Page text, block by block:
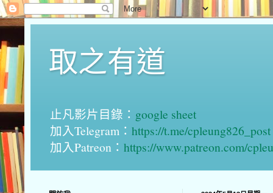
取之有道
止凡影片目錄： google sheet
加入Telegram： https://t.me/cpleung826_post
加入Patreon： https://www.patreon.com/